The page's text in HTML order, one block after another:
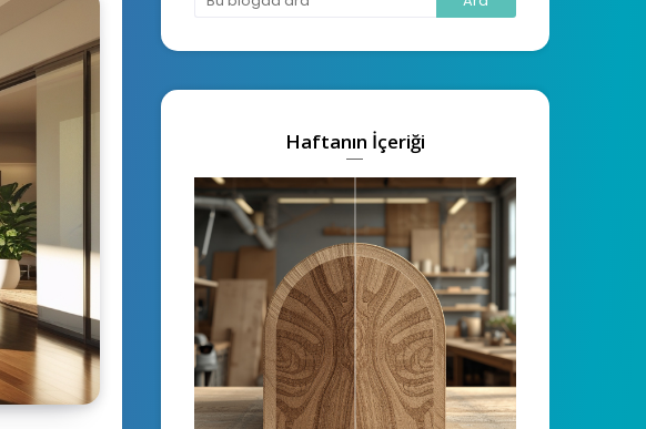
Haftanın İçeriği